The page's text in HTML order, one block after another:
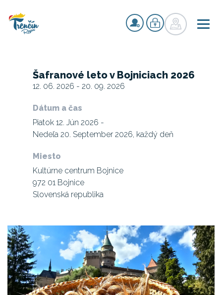
Šafranové leto v Bojniciach 2026
12. 06. 2026 - 20. 09. 2026
Dátum a čas
Piatok 12. Jún 2026 -
Nedeľa 20. September 2026, každý deň
Miesto
Kultúrne centrum Bojnice
972 01 Bojnice
Slovenská republika